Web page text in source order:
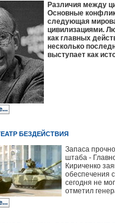
Различия между
Основные
следующая
цивилизациями.
как главных
несколько
выступает как
БЕЗДЕЙСТВИЯ
Запаса
штаба -
Кириченко
обеспечения
сегодня не
отметил